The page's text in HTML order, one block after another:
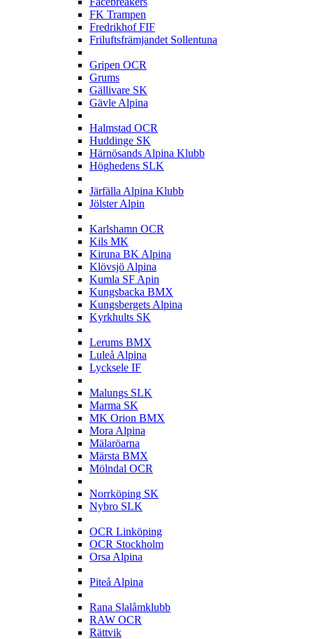
FK Trampen
Fredrikhof FIF
Friluftsfrämjandet Sollentuna
Gripen OCR
Grums
Gällivare SK
Gävle Alpina
Halmstad OCR
Huddinge SK
Härnösands Alpina Klubb
Höghedens SLK
Järfälla Alpina Klubb
Jölster Alpin
Karlshamn OCR
Kils MK
Kiruna BK Alpina
Klövsjö Alpina
Kumla SF Apin
Kungsbacka BMX
Kungsbergets Alpina
Kyrkhults SK
Lerums BMX
Luleå Alpina
Lycksele IF
Malungs SLK
Marma SK
MK Orion BMX
Mora Alpina
Mälaröarna
Märsta BMX
Mölndal OCR
Norrköping SK
Nybro SLK
OCR Linköping
OCR Stockholm
Orsa Alpina
Piteå Alpina
Rana Slalåmklubb
RAW OCR
Rättvik